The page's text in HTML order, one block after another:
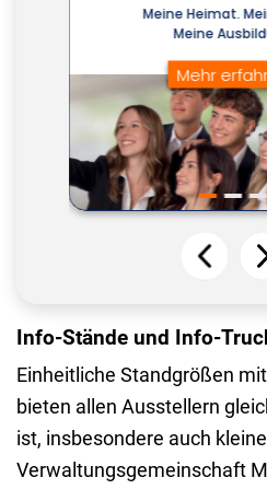
Info-Stände und Info-
Einheitliche Standgrößen
bieten allen Ausstellern
ist, insbesondere auch
Verwaltungsgemeinschaft